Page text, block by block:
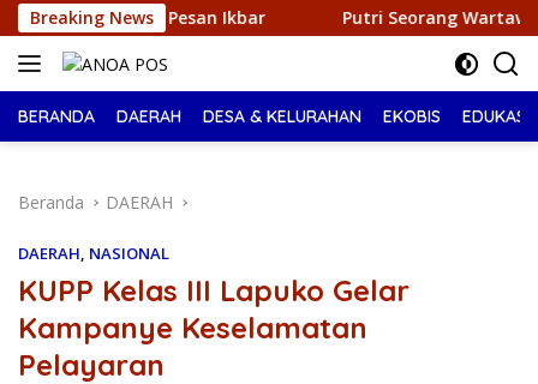
Langsung
ke
konten
Breaking News
Ikbar Putri Seorang Wartawan ‎Raih Juara I
BERANDA DAERAH DESA & KELURAHAN EKOBIS EDUKASI
Beranda DAERAH
DAERAH, NASIONAL
KUPP Kelas III Lapuko Gelar
Kampanye Keselamatan
Pelayaran